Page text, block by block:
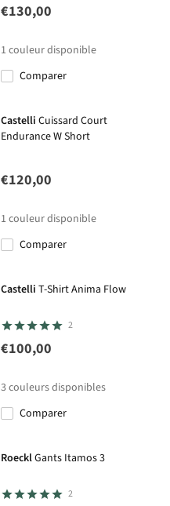
€130,00
1 couleur disponible
Comparer
Castelli Cuissard Court
Endurance W Short
€120,00
1 couleur disponible
Comparer
Castelli T-Shirt Anima Flow
2
€100,00
3couleurs disponibles
%
%
Comparer
RoecklGants Itamos 3
2